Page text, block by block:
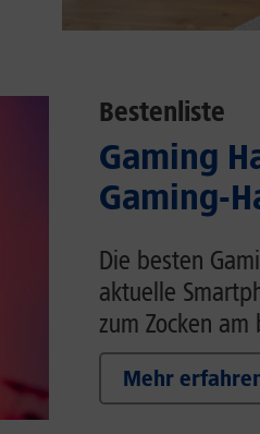
Bestenliste
Gaming
Gaming-
Die besten
aktuelle
zum Zocken
Mehr